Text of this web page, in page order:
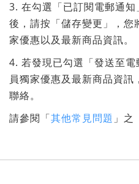
3. 在勾選「已訂閱電郵通
後，請按「儲存變更」，您
家優惠以及最新商品資訊。
4. 若發現已勾選「發送至
員獨家優惠及最新商品資
聯絡。
請參閱「其他常見問題 」之